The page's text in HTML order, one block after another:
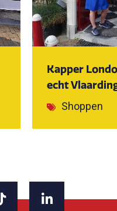
Kapper
echt
Shoppen